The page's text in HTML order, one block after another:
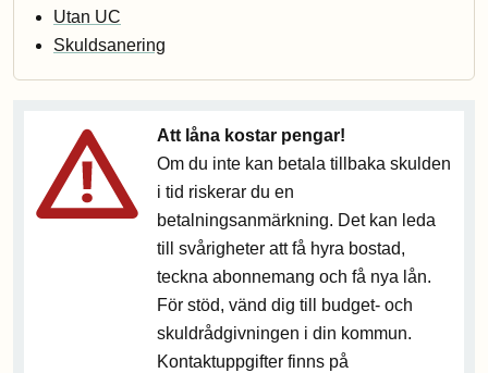
Utan UC
Skuldsanering
Att låna kostar pengar!
Om du inte kan betala tillbaka skulden
i tid riskerar du en
betalningsanmärkning. Det kan leda
till svårigheter att få hyra bostad,
teckna abonnemang och få nya lån.
För stöd, vänd dig till budget- och
skuldrådgivningen i din kommun.
Kontaktuppgifter finns på